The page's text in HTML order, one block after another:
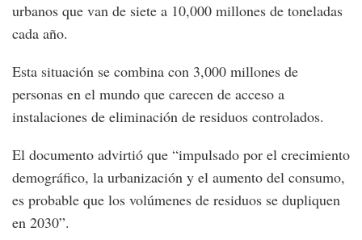
urbanos que van de siete a 10,000 millones de toneladas
cada año.
Esta situación se combina con 3,000 millones de
personas en el mundo que carecen de acceso a
instalaciones de eliminación de residuos controlados.
El documento advirtió que “impulsado por el crecimiento
demográfico, la urbanización y el aumento del consumo,
es probable que los volúmenes de residuos se dupliquen
en 2030”.